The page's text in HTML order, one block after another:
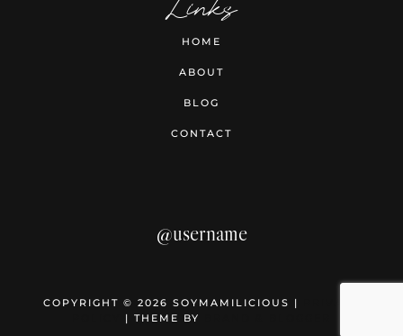
Links
HOME
ABOUT
BLOG
CONTACT
@username
COPYRIGHT © 2026 SOYMAMILICIOUS |
| THEME BY